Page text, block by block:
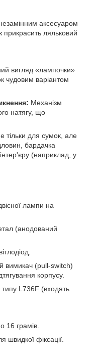
аксесуаром
ляльковий
вигляд «лампочки»
чудовим варіантом
Механізм
натягу, що
тільки для сумок, але
бардачка
(наприклад, у
лампи на
(анодований
вимикач (pull-switch)
корпусу.
L736F (входять
16 грамів.
швидкої фіксації.